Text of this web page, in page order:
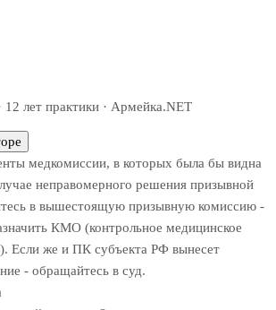
12 лет практики · Армейка.NET
медкомиссии, в которых была бы видна
неправомерного решения призывной
в вышестоящую призывную комиссию -
КМО (контрольное медицинское
Если же и ПК субъекта РФ вынесет
- обращайтесь в суд.